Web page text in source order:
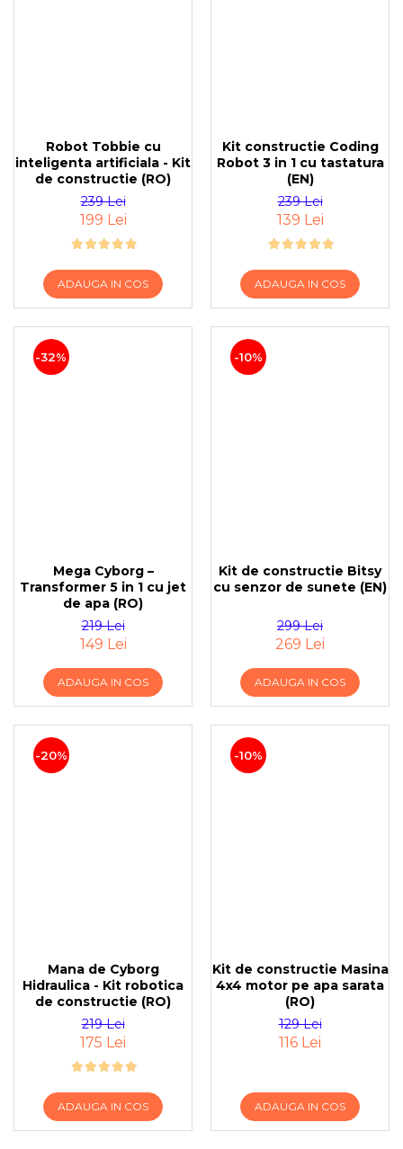
Robot Tobbie cu
inteligenta artificiala - Kit
de constructie (RO)
239 Lei
199 Lei
ADAUGA IN COS
Kit constructie Coding
Robot 3 in 1 cu tastatura
(EN)
239 Lei
139 Lei
ADAUGA IN COS
-32%
Mega Cyborg –
Transformer 5 in 1 cu jet
de apa (RO)
219 Lei
149 Lei
ADAUGA IN COS
-10%
Kit de constructie Bitsy
cu senzor de sunete (EN)
299 Lei
269 Lei
ADAUGA IN COS
-20%
Mana de Cyborg
Hidraulica - Kit robotica
de constructie (RO)
219 Lei
175 Lei
ADAUGA IN COS
-10%
Kit de constructie Masina
4x4 motor pe apa sarata
(RO)
129 Lei
116 Lei
ADAUGA IN COS